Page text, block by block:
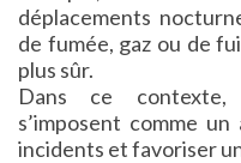
déplacements
de fumée, gaz ou de
plus sûr.
Dans ce contexte,
s’imposent comme
incidents et favoriser